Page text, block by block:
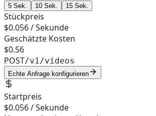
5 Sek. 10 Sek. 15 Sek.
Stückpreis
$0.056 / Sekunde
Geschätzte Kosten
$0.56
POST/v1/videos
Echte Anfrage konfigurieren
Startpreis
$0.056 / Sekunde